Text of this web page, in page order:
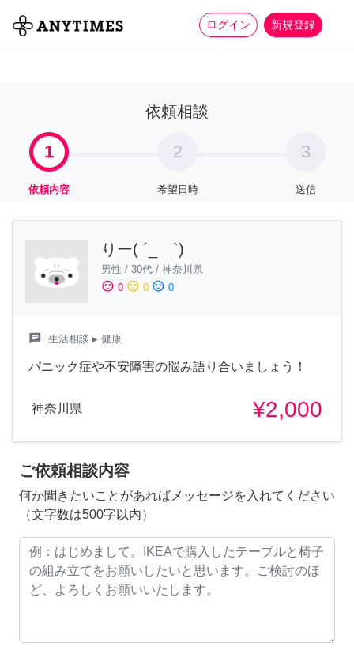
ログイン 新規登録
全て 家事 more_horiz
依頼相談
1
依頼内容
2
希望日時
3
送信
りー( ´_ゝ`)
男性 / 30代 / 神奈川県
sentiment_satisfied 0 sentiment_neutral 0 sentiment_dissatisfied 0
chat 生活相談 ▸ 健康
パニック症や不安障害の悩み語り合いましょう！
神奈川県 ¥2,000
ご依頼相談内容
何か聞きたいことがあればメッセージを入れてください
（文字数は500字以内）